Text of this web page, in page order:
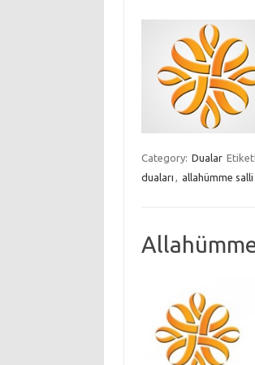
Category: Dualar
duaları , allahümme